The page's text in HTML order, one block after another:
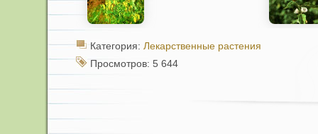
Категория: Лекарственные растения
Просмотров: 5 644